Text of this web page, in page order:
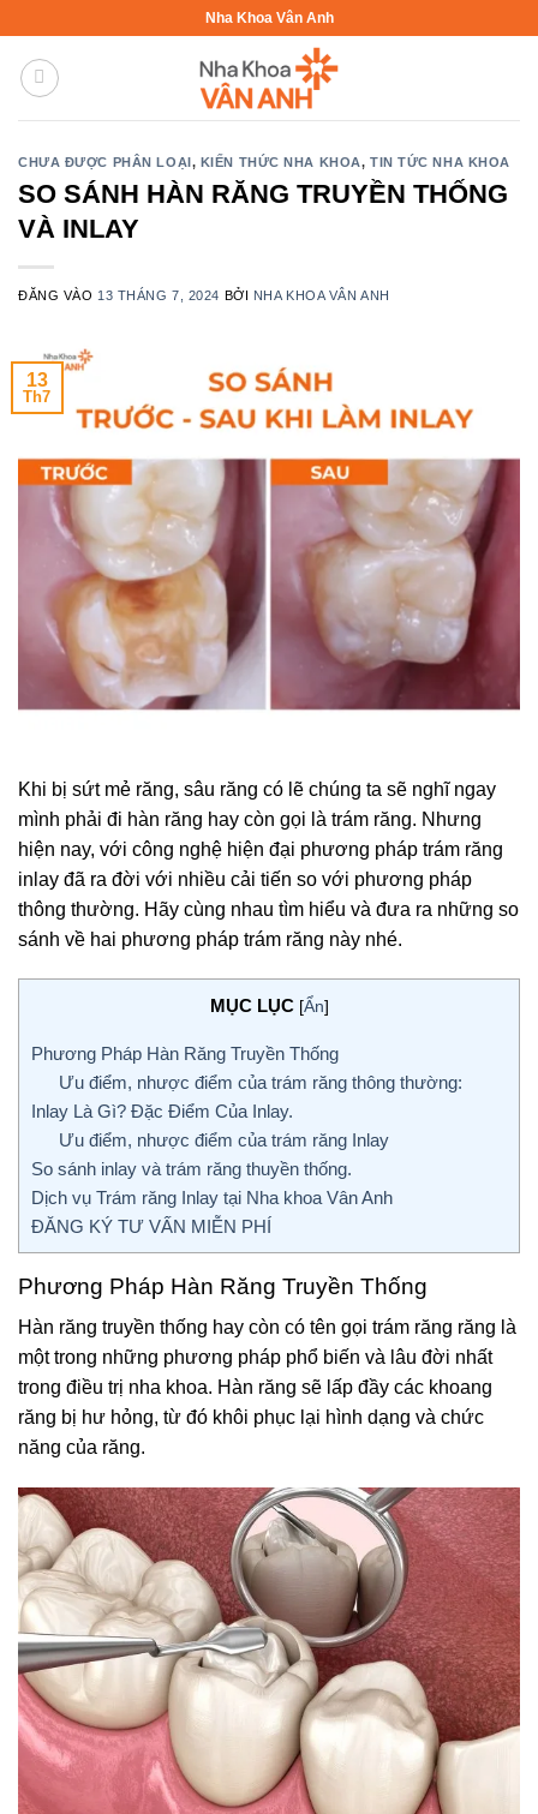
nội
Nha Khoa Vân Anh
CHƯA ĐƯỢC PHÂN LOẠI, KIẾN THỨC NHA KHOA, TIN TỨC NHA KHOA
SO SÁNH HÀN RĂNG TRUYỀN THỐNG
VÀ INLAY
ĐĂNG VÀO 13 THÁNG 7, 2024 BỞI NHA KHOA VÂN ANH
13
Th7
Khi bị sứt mẻ răng, sâu răng có lẽ chúng ta sẽ nghĩ ngay
mình phải đi hàn răng hay còn gọi là trám răng. Nhưng
hiện nay, với công nghệ hiện đại phương pháp trám răng
inlay đã ra đời với nhiều cải tiến so với phương pháp
thông thường. Hãy cùng nhau tìm hiểu và đưa ra những so
sánh về hai phương pháp trám răng này nhé.
MỤC LỤC [Ẩn]
Phương Pháp Hàn Răng Truyền Thống
Ưu điểm, nhược điểm của trám răng thông thường:
Inlay Là Gì? Đặc Điểm Của Inlay.
Ưu điểm, nhược điểm của trám răng Inlay
So sánh inlay và trám răng thuyền thống.
Dịch vụ Trám răng Inlay tại Nha khoa Vân Anh
ĐĂNG KÝ TƯ VẤN MIỄN PHÍ
Phương Pháp Hàn Răng Truyền Thống
Hàn răng truyền thống hay còn có tên gọi trám răng răng là
một trong những phương pháp phổ biến và lâu đời nhất
trong điều trị nha khoa. Hàn răng sẽ lấp đầy các khoang
răng bị hư hỏng, từ đó khôi phục lại hình dạng và chức
năng của răng.